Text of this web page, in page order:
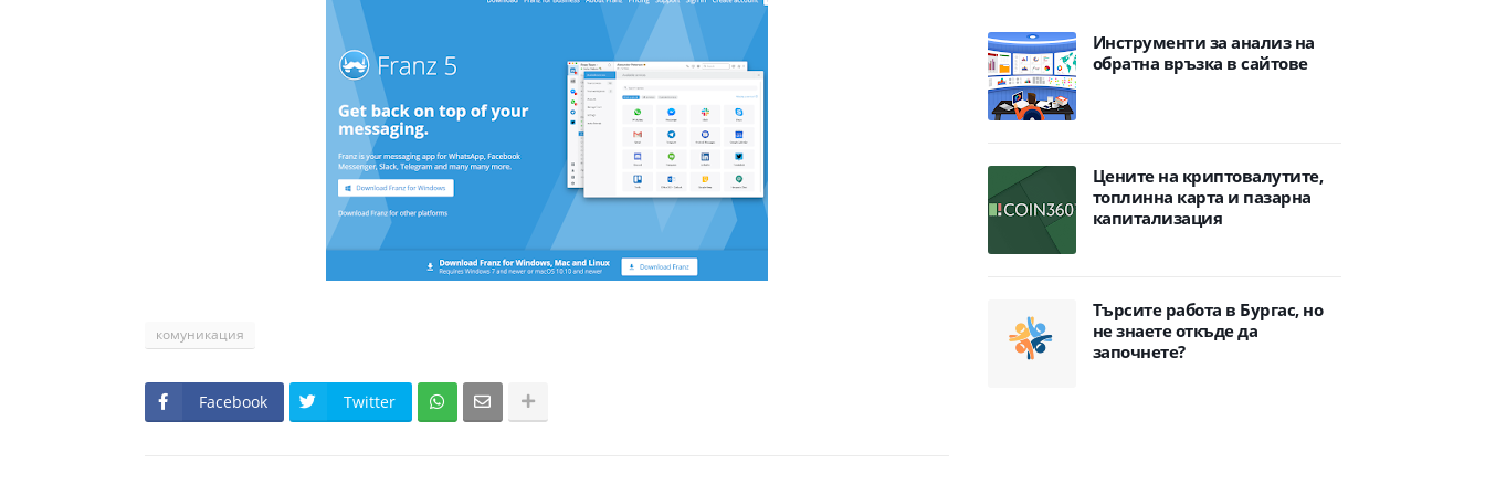
комуникация
Facebook Twitter
Инструменти за анализ на
обратна връзка в сайтове
Цените на криптовалутите,
топлинна карта и пазарна
капитализация
Търсите работа в Бургас, но
не знаете откъде да
започнете?